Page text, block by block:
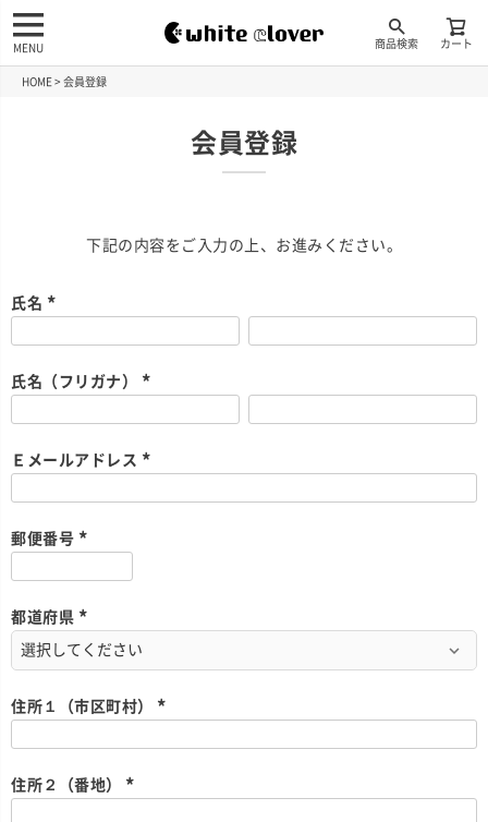
商品検索 カート
MENU
HOME 会員登録
会員登録
下記の内容をご入力の上、お進みください。
氏名
必
氏名（フリガナ）
必
)
Ｅメールアドレス
必
郵便番号
必
)
都道府県
必
須
住所１（市区町村）
必
住所２（番地）